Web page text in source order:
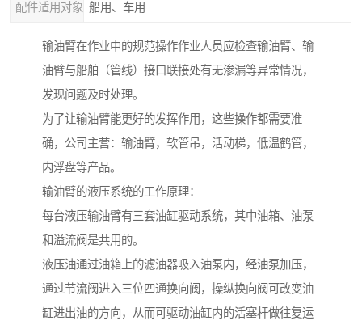
配件适用对象 船用、车用
输油臂在作业中的规范操作作业人员应检查输油臂、输
油臂与船舶（管线）接口联接处有无渗漏等异常情况，
发现问题及时处理。
为了让输油臂能更好的发挥作用，这些操作都需要准
确，公司主营：输油臂，软管吊，活动梯，低温鹤管，
内浮盘等产品。
输油臂的液压系统的工作原理：
每台液压输油臂有三套油缸驱动系统，其中油箱、油泵
和溢流阀是共用的。
液压油通过油箱上的滤油器吸入油泵内，经油泵加压，
通过节流阀进入三位四通换向阀，操纵换向阀可改变油
缸进出油的方向，从而可驱动油缸内的活塞杆做往复运